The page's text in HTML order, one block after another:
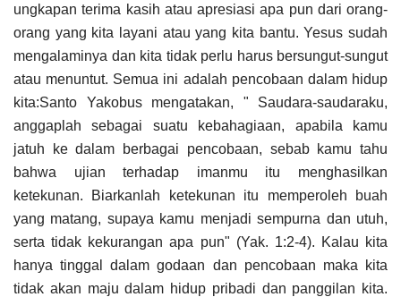
ungkapan terima kasih atau apresiasi apa pun dari orang-
orang yang kita layani atau yang kita bantu. Yesus sudah
mengalaminya dan kita tidak perlu harus bersungut-sungut
atau menuntut. Semua ini adalah pencobaan dalam hidup
kita:Santo Yakobus mengatakan, " Saudara-saudaraku,
anggaplah sebagai suatu kebahagiaan, apabila kamu
jatuh ke dalam berbagai pencobaan, sebab kamu tahu
bahwa ujian terhadap imanmu itu menghasilkan
ketekunan. Biarkanlah ketekunan itu memperoleh buah
yang matang, supaya kamu menjadi sempurna dan utuh,
serta tidak kekurangan apa pun" (Yak. 1:2-4). Kalau kita
hanya tinggal dalam godaan dan pencobaan maka kita
tidak akan maju dalam hidup pribadi dan panggilan kita.